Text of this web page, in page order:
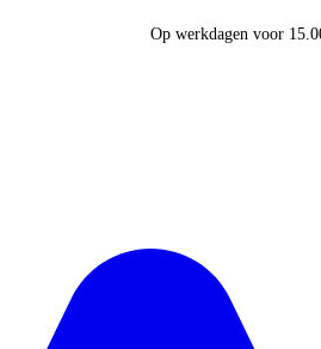
Op werkdagen voor